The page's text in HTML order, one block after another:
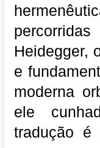
Heidegger,
e
moderna
ele
tradução é